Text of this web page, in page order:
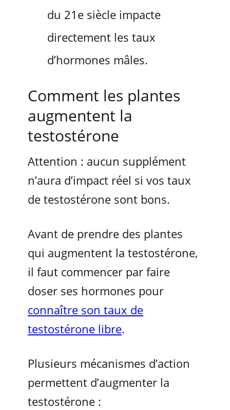
du 21e siècle impacte
directement les taux
d’hormones mâles.
Comment les plantes
augmentent la
testostérone
Attention : aucun supplément
n’aura d’impact réel si vos taux
de testostérone sont bons.
Avant de prendre des plantes
qui augmentent la testostérone,
il faut commencer par faire
doser ses hormones pour
connaître son taux de
testostérone libre.
Plusieurs mécanismes d’action
permettent d’augmenter la
testostérone :